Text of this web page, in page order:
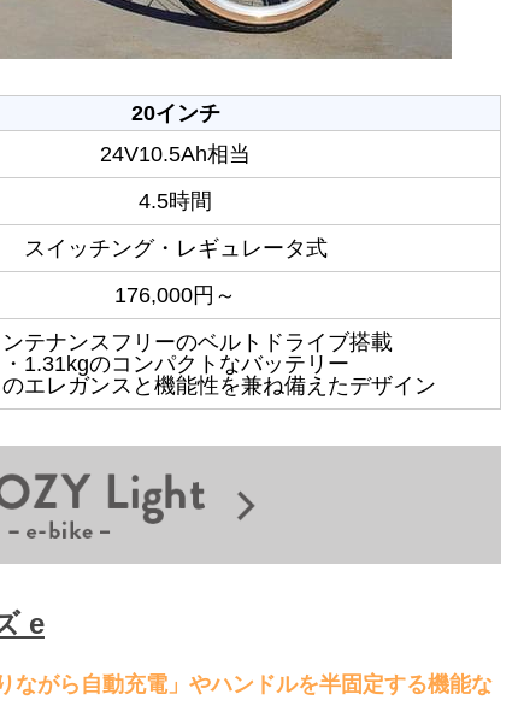
20インチ
24V10.5Ah相当
4.5時間
スイッチング・レギュレータ式
176,000円～
ンテナンスフリーのベルトドライブ搭載
・1.31kgのコンパクトなバッテリー
のエレガンスと機能性を兼ね備えたデザイン
e
りながら自動充電」やハンドルを半固定する機能な